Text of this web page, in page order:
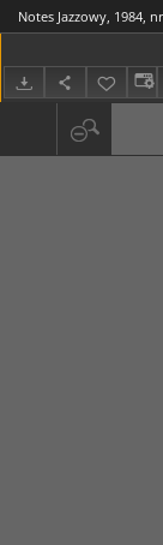
Notes Jazzowy, 1984,